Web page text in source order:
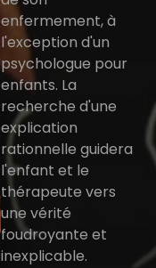
enfermement, à
l'exception d'un
psychologue pour
enfants. La
recherche d'une
explication
rationnelle guidera
l'enfant et le
thérapeute vers
une vérité
foudroyante et
inexplicable.